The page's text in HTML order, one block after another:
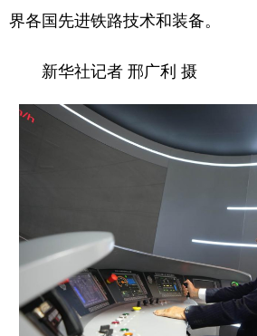
界各国先进铁路技术和装备。
新华社记者 邢广利 摄